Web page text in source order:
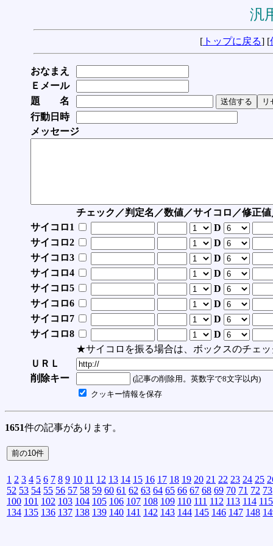
汎
[ トップに戻る] [
おなまえ
Ｅメール
題 名
行動日時
メッセージ
チェック／判定名／数値／サイコロ／修正
サイコロ1
D
サイコロ2
D
サイコロ3
D
サイコロ4
D
サイコロ5
D
サイコロ6
D
サイコロ7
D
サイコロ8
D
★サイコロを振る場合は、ボックスのチェッ
ＵＲＬ
削除キー
(記事の削除用。英数字で8文字以内)
クッキー情報を保存
1651件の記事があります。
1 2 3 4 5 6 7 8 9 10 11 12 13 14 15 16 17 18 19 20 21 22 23 24 25
52 53 54 55 56 57 58 59 60 61 62 63 64 65 66 67 68 69 70 71 72 73
100 101 102 103 104 105 106 107 108 109 110 111 112 113 114 115
134 135 136 137 138 139 140 141 142 143 144 145 146 147 148